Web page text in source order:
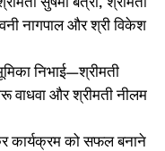
सुषमा बत्रा, श्रीमती
नागपाल और श्री विकेश
निभाई—श्रीमती
वाधवा और श्रीमती नीलम
कार्यक्रम को सफल बनाने